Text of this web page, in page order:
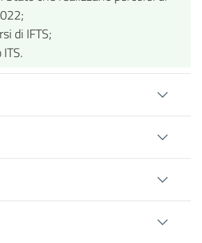
di IFTS;